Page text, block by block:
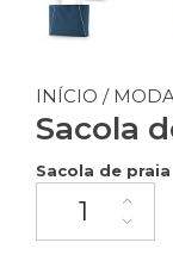
INÍCIO /
Sacola
Sacola de praia